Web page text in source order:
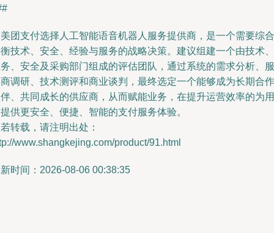
团支付选择人工智能语音机器人服务提供商，是一个需要综合
技术、安全、经验与服务的战略决策。建议组建一个由技术、
、安全及采购部门组成的评估团队，通过系统的需求分析、服
调研、技术测评和商业谈判，最终选定一个能够成为长期合作
、共同成长的供应商，从而赋能业务，在提升运营效率的为用
供更安全、便捷、智能的支付服务体验。
转载，请注明出处：
www.shangkejing.com/product/91.html
时间：2026-08-06 00:38:35